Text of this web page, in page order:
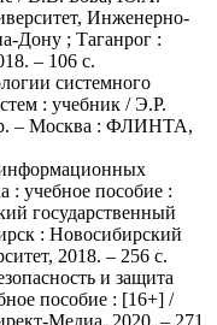
Инженерно-
Дону ; Таганрог :
– 106 с.
системного
: учебник / Э.Р.
– Москва : ФЛИНТА,
: учебное пособие :
государственный
: Новосибирский
2018. – 256 с.
и защита
пособие : [16+] /
Медиа, 2020. – 271